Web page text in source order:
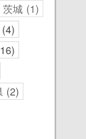
茨城 1
4
16
2